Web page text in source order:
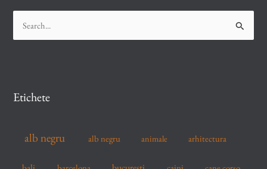
e
h
Etichete
alb negru alb negru animale arhitectura